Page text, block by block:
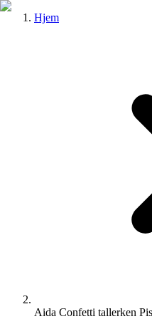
Hjem
Aida Confetti tallerken